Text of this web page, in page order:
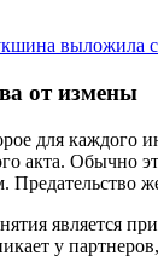
выложила
от измены
для каждого
акта. Обычно
является
у